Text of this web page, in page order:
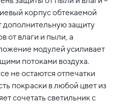
корпус обтекаемой
защиту
от влаги и пыли, а
модулей усиливает
потоками воздуха.
не остаются отпечатки
покраски в любой цвет из
сочетать светильник с